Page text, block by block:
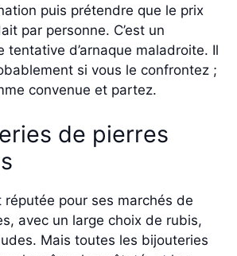
puis prétendre que le prix
par personne. C’est un
tentative d’arnaque maladroite. Il
si vous le confrontez ;
convenue et partez.
de pierres
pour ses marchés de
avec un large choix de rubis,
Mais toutes les bijouteries